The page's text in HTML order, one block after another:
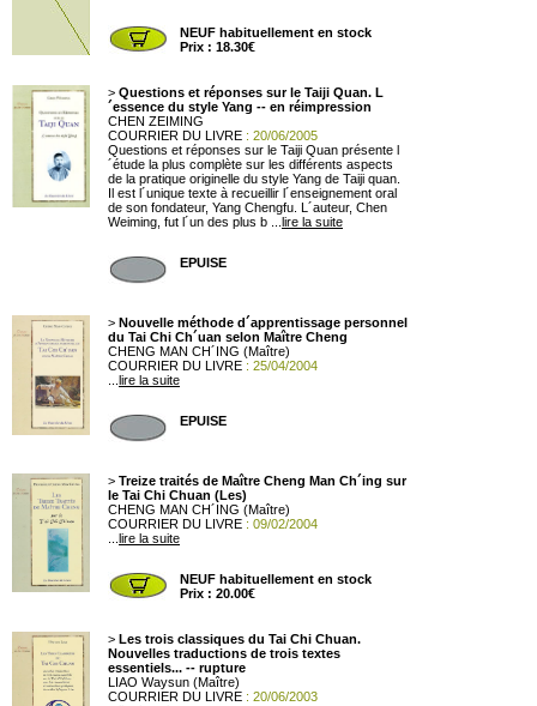
NEUF habituellement en stock
Prix : 18.30€
> Questions et réponses sur le Taiji Quan. L
´essence du style Yang -- en réimpression
CHEN ZEIMING
COURRIER DU LIVRE : 20/06/2005
Questions et réponses sur le Taiji Quan présente l
´étude la plus complète sur les différents aspects
de la pratique originelle du style Yang de Taiji quan.
Il est l´unique texte à recueillir l´enseignement oral
de son fondateur, Yang Chengfu. L´auteur, Chen
Weiming, fut l´un des plus b ... lire la suite
EPUISE
> Nouvelle méthode d´apprentissage personnel
du Tai Chi Ch´uan selon Maître Cheng
CHENG MAN CH´ING (Maître)
COURRIER DU LIVRE : 25/04/2004
lire la suite
EPUISE
> Treize traités de Maître Cheng Man Ch´ing sur
le Tai Chi Chuan (Les)
CHENG MAN CH´ING (Maître)
COURRIER DU LIVRE : 09/02/2004
lire la suite
NEUF habituellement en stock
Prix : 20.00€
> Les trois classiques du Tai Chi Chuan.
Nouvelles traductions de trois textes
essentiels... -- rupture
LIAO Waysun (Maître)
COURRIER DU LIVRE : 20/06/2003